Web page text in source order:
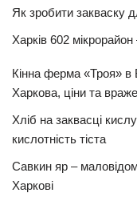
Як зробити закваску
Харків 602
Кінна ферма «Троя» в
Харкова, ціни та
Хліб на заквасці
кислотність тіста
Савкин яр –
Харкові